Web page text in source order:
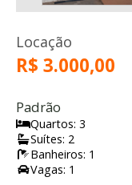
Locação
R$ 3.000,00
Padrão
Quartos: 3
Suítes: 2
Banheiros: 1
Vagas: 1